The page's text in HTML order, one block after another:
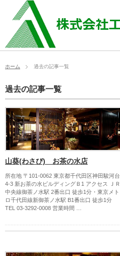
ホーム 過去の記事一覧
過去の記事一覧
山葵(わさび) お茶の水店
所在地 〒101-0062 東京都千代田区神田駿河台
4-3 新お茶の水ビルディングＢ1 アクセス ＪＲ
中央線御茶ノ水駅 2番出口 徒歩1分・東京メト
ロ千代田線新御茶ノ水駅 B1番出口 徒歩1分
TEL 03-3292-0008 営業時間 …